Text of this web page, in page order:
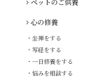
ペットのご供養
心の修養
・坐禅をする
・写経をする
・一日修養をする
・悩みを相談する